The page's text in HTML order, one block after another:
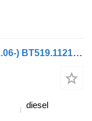
Moniteur iveco, bustec crossway (01.06-) BT519.11210.7W4D0A.BA pour Irisbus Arway, Crossway, Crealis, Magelys, Proway, Daily Tourys (2006-)
diesel